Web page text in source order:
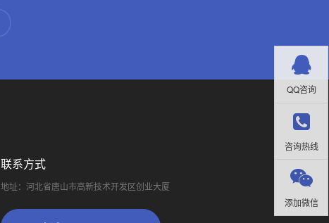
联系方式
地址：河北省唐山市高新技术开发区创业大厦
QQ咨询
咨询热线
添加微信